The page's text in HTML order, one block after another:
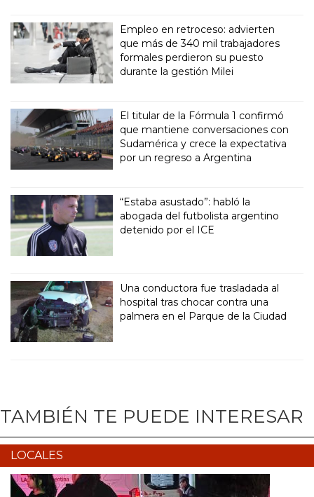
Empleo en retroceso: advierten
que más de 340 mil trabajadores
formales perdieron su puesto
durante la gestión Milei
El titular de la Fórmula 1 confirmó
que mantiene conversaciones con
Sudamérica y crece la expectativa
por un regreso a Argentina
“Estaba asustado”: habló la
abogada del futbolista argentino
detenido por el ICE
Una conductora fue trasladada al
hospital tras chocar contra una
palmera en el Parque de la Ciudad
TAMBIÉN TE PUEDE INTERESAR
LOCALES